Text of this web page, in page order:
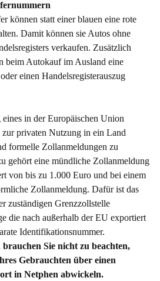
können statt einer blauen eine rote
Damit können sie Autos ohne
verkaufen. Zusätzlich
beim Autokauf im Ausland eine
einen Handelsregisterauszug
in der Europäischen Union
zur privaten Nutzung in ein Land
formelle Zollanmeldungen zu
gehört eine mündliche Zollanmeldung
von bis zu 1.000 Euro und bei einem
Zollanmeldung. Dafür ist das
zuständigen Grenzzollstelle
die nach außerhalb der EU exportiert
Identifikationsnummer.
Sie nicht zu beachten,
Gebrauchten über einen
in Netphen abwickeln.